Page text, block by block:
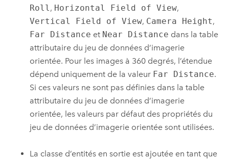
Roll , Horizontal Field of View,
Vertical Field of View, Camera Height,
Far Distance et Near Distance dans la table
attributaire du jeu de données d’imagerie
orientée. Pour les images à 360 degrés, l’étendue
dépend uniquement de la valeur Far Distance.
Si ces valeurs ne sont pas définies dans la table
attributaire du jeu de données d’imagerie
orientée, les valeurs par défaut des propriétés du
jeu de données d’imagerie orientée sont utilisées.
La classe d’entités en sortie est ajoutée en tant que